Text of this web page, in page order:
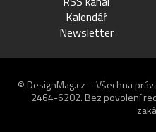
Kalendář
Newsletter
© DesignMag.cz – Všechna
2464-6202. Bez povolení